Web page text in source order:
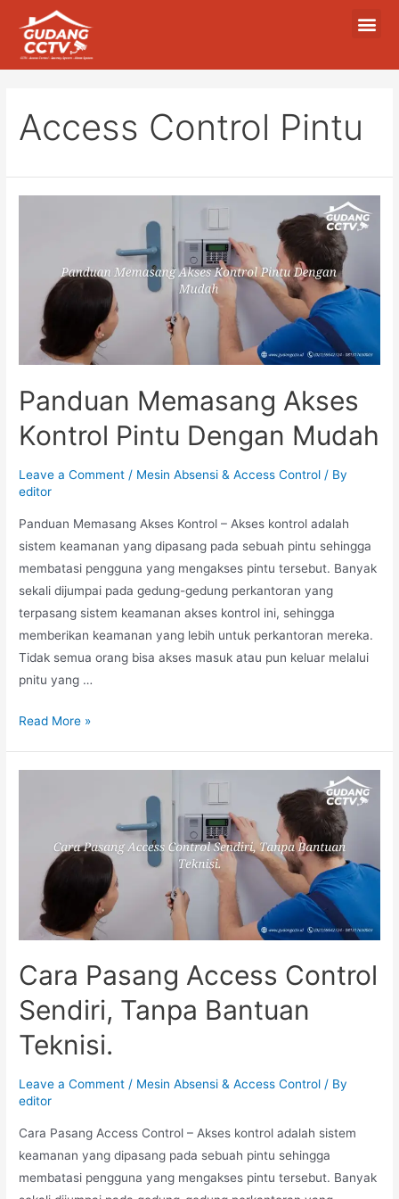
Access Control Pintu
Panduan Memasang Akses
Kontrol Pintu Dengan Mudah
Leave a Comment / Mesin Absensi & Access Control / By
editor
Panduan Memasang Akses Kontrol – Akses kontrol adalah
sistem keamanan yang dipasang pada sebuah pintu sehingga
membatasi pengguna yang mengakses pintu tersebut. Banyak
sekali dijumpai pada gedung-gedung perkantoran yang
terpasang sistem keamanan akses kontrol ini, sehingga
memberikan keamanan yang lebih untuk perkantoran mereka.
Tidak semua orang bisa akses masuk atau pun keluar melalui
pnitu yang …
Read More »
Cara Pasang Access Control
Sendiri, Tanpa Bantuan
Teknisi.
Leave a Comment / Mesin Absensi & Access Control / By
editor
Cara Pasang Access Control – Akses kontrol adalah sistem
keamanan yang dipasang pada sebuah pintu sehingga
membatasi pengguna yang mengakses pintu tersebut. Banyak